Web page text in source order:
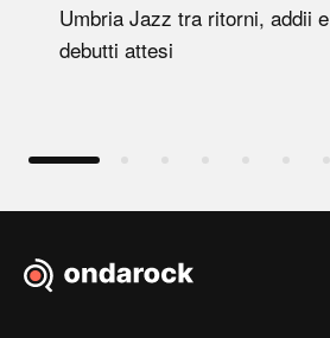
Umbria Jazz tra ritorni, addii e
debutti attesi